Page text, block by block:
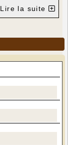
Lire la suite